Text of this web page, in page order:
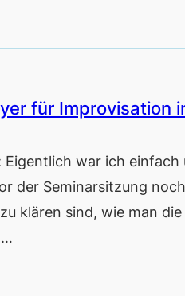
für Improvisation
Eigentlich war ich
der Seminarsitzung
klären sind, wie man